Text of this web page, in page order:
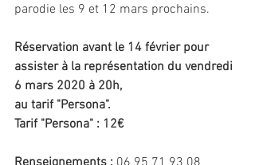
parodie les 9 et 12 mars prochains.
Réservation avant le 14 février pour
assister à la représentation du vendredi
6 mars 2020 à 20h,
au tarif "Persona".
Tarif "Persona" : 12€